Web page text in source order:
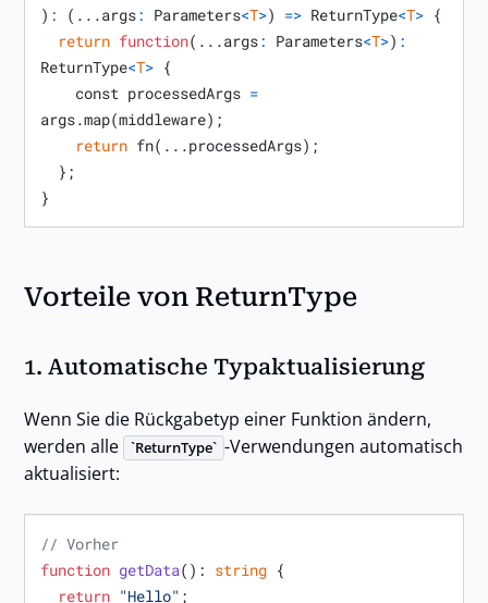
) : ( ...args: Parameters<T>) => ReturnType<T> {
return function( ...args: Parameters<T>) :
ReturnType<T> {
    const processedArgs
=
args.map(middleware) ;
return fn( ...processedArgs) ;
}
}
Vorteile von ReturnType
1. Automatische Typaktualisierung
Wenn Sie die Rückgabetyp einer Funktion ändern,
werden alle
ReturnType
-Verwendungen automatisch
aktualisiert:
// Vorher
function getData( ): string {
return "Hello" ;